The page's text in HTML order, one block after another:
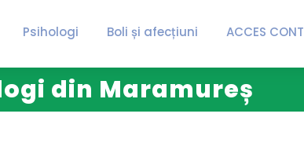
Psihologi Boli și afecțiuni ACCES CONT
din Maramureș